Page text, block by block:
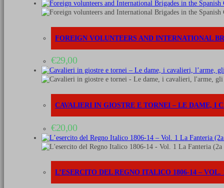
FOREIGN VOLUNTEERS AND INTERNATIONAL
€29,00
CAVALIERI IN GIOSTRE E TORNEI – LE DAME, I
€20,00
L’ESERCITO DEL REGNO ITALICO 1806-14 –